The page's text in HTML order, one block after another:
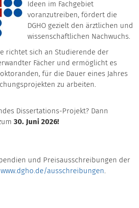
Ideen im Fachgebiet
voranzutreiben, fördert die
DGHO gezielt den ärztlichen und
wissenschaftlichen Nachwuchs.
richtet sich an Studierende der
Fächer und ermöglicht es
für die Dauer eines Jahres
zu arbeiten.
Dissertations-Projekt? Dann
30. Juni 2026!
und Preisausschreibungen der
www.dgho.de/ausschreibungen.